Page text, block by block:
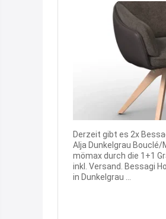
Derzeit gibt es 2x
Alja Dunkelgrau
mömax durch die 1+1
inkl. Versand. Bessagi
in Dunkelgrau ...